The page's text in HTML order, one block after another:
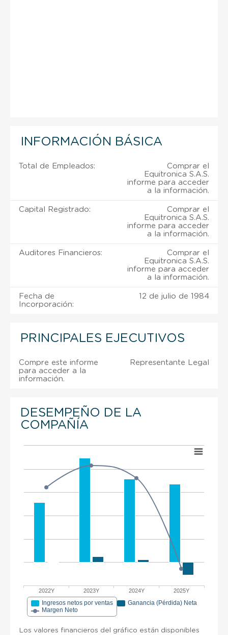
INFORMACIÓN BÁSICA
Total de Empleados:
Comprar el
Equitronica S.A.S.
informe para acceder
a la información.
Capital Registrado:
Comprar el
Equitronica S.A.S.
informe para acceder
a la información.
Auditores Financieros:
Comprar el
Equitronica S.A.S.
informe para acceder
a la información.
Fecha de
Incorporación:
12 de julio de 1984
PRINCIPALES EJECUTIVOS
Compre este informe
para acceder a la
información.
Representante Legal
DESEMPEÑO DE LA
COMPAÑÍA
2022Y 2023Y 2024Y 2025Y
Ingresos netos por ventas
Ganancia (Pérdida) Neta
Margen Neto
Los valores financieros del gráfico están disponibles